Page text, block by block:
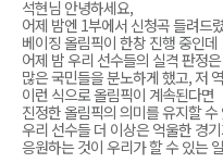
석현님 안녕하세요,
어제 밤엔 1부에서 신청곡 들려드
베이징 올림픽이 한창 진행 중인데
어제 밤 우리 선수들의 실격 판정은
많은 국민들을 분노하게 했고, 저
이런 식으로 올림픽이 계속된다면
진정한 올림픽의 의미를 유지할
우리 선수들 더 이상은 억울한 경
응원하는 것이 우리가 할 수 있는